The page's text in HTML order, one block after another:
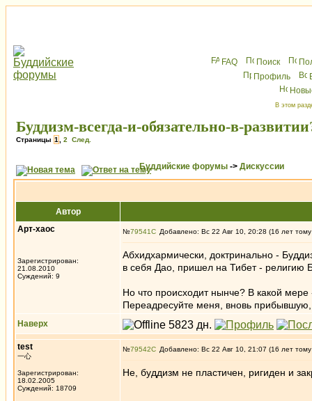
FAQ Поиск
Профиль
В этом
Буддизм-всегда-и-обязательно-в-
Страницы 1 2 След.
Буддийские форумы -> Дискуссии
Автор
Арт-хаос
Зарегистрирован:
21.08.2010
Суждений: 9
№79541 Добавлено: Вс 22 Авг 10, 20:28 (16 лет
Абхидхармически, доктринально -
в себя Дао, пришел на Тибет - религию
Но что происходит нынче? В какой мере
Переадресуйте меня, вновь
Наверх
test
一心
Зарегистрирован:
18.02.2005
Суждений: 18709
№79542 Добавлено: Вс 22 Авг 10, 21:07 (16 лет
Не, буддизм не пластичен, ригиден и